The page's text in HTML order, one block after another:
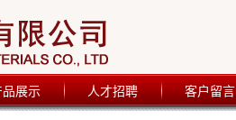
品展示 人才招聘 客户留言